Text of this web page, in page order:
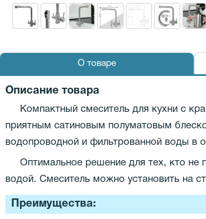
О товаре
Описание товара
Компактный смеситель для кухни с
приятным сатиновым полуматовым
водопроводной и фильтрованной воды в
Оптимальное решение для тех, кто не
водой. Смеситель можно установить на
Преимущества: